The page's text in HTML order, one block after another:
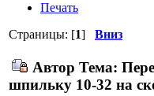
Печать
Страницы: [1] Вниз
Автор Тема:
шпильку 10-32 на